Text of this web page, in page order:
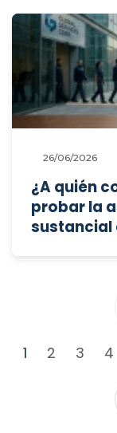
un
laboral
26/06/2026
¿A quién
probar la
sustancial
asumir
1 2 3 4